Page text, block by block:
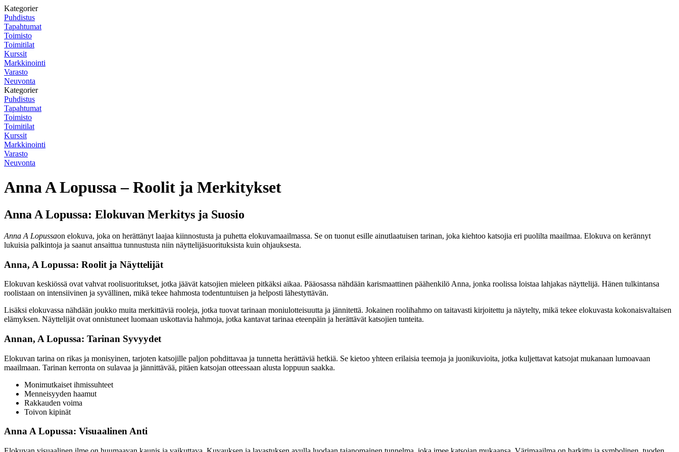
Kategorier
Puhdistus
Tapahtumat
Toimisto
Toimitilat
Kurssit
Markkinointi
Varasto
Neuvonta
Kategorier
Puhdistus
Tapahtumat
Toimisto
Toimitilat
Kurssit
Markkinointi
Varasto
Neuvonta
Anna A Lopussa – Roolit ja Merkitykset
Anna A Lopussa: Elokuvan Merkitys ja Suosio
Anna A Lopussaon elokuva, joka on herättänyt laajaa kiinnostusta ja puhetta elokuvamaailmassa. Se on tuonut esille ainutlaatuisen tarinan, joka kiehtoo katsojia eri puolilta maailmaa. Elokuva on kerännyt
lukuisia palkintoja ja saanut ansaittua tunnustusta niin näyttelijäsuorituksista kuin ohjauksesta.
Anna, A Lopussa: Roolit ja Näyttelijät
Elokuvan keskiössä ovat vahvat roolisuoritukset, jotka jäävät katsojien mieleen pitkäksi aikaa. Pääosassa nähdään karismaattinen päähenkilö Anna, jonka roolissa loistaa lahjakas näyttelijä. Hänen tulkintansa
roolistaan on intensiivinen ja syvällinen, mikä tekee hahmosta todentuntuisen ja helposti lähestyttävän.
Lisäksi elokuvassa nähdään joukko muita merkittäviä rooleja, jotka tuovat tarinaan moniulotteisuutta ja jännitettä. Jokainen roolihahmo on taitavasti kirjoitettu ja näytelty, mikä tekee elokuvasta kokonaisvaltaisen
elämyksen. Näyttelijät ovat onnistuneet luomaan uskottavia hahmoja, jotka kantavat tarinaa eteenpäin ja herättävät katsojien tunteita.
Annan, A Lopussa: Tarinan Syvyydet
Elokuvan tarina on rikas ja monisyinen, tarjoten katsojille paljon pohdittavaa ja tunnetta herättäviä hetkiä. Se kietoo yhteen erilaisia teemoja ja juonikuvioita, jotka kuljettavat katsojat mukanaan lumoavaan
maailmaan. Tarinan kerronta on sulavaa ja jännittävää, pitäen katsojan otteessaan alusta loppuun saakka.
Monimutkaiset ihmissuhteet
Menneisyyden haamut
Rakkauden voima
Toivon kipinät
Anna A Lopussa: Visuaalinen Anti